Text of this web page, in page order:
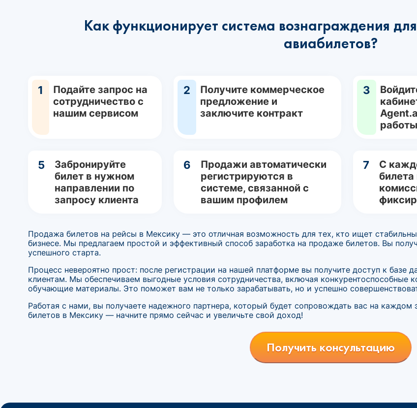
Как функционирует система вознаграждения
авиабилетов?
1
Подайте запрос на
сотрудничество с
нашим сервисом
2
Получите коммерческое
предложение и
заключите контракт
3
работы
5
Забронируйте
билет в нужном
направлении по
запросу клиента
6
Продажи автоматически
регистрируются в
системе, связанной с
вашим профилем
7
С
билета
Продажа билетов на рейсы в Мексику — это отличная возможность для тех, кто ищет
бизнесе. Мы предлагаем простой и эффективный способ заработка на продаже билетов. Вы
успешного старта.
Процесс невероятно прост: после регистрации на нашей платформе вы получите доступ к базе
клиентам. Мы обеспечиваем выгодные условия сотрудничества, включая конкурентоспособные
обучающие материалы. Это поможет вам не только зарабатывать, но и успешно
Работая с нами, вы получаете надежного партнера, который будет сопровождать вас на каждом
билетов в Мексику — начните прямо сейчас и увеличьте свой доход!
Получить консультацию